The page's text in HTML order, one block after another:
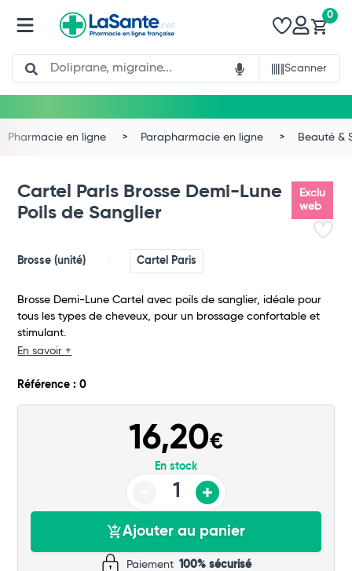
Search
Scanner
0
Total
Pharmacie en ligne Parapharmacie en ligne Beauté &
Exclu
web
Cartel Paris Brosse Demi-Lune
Poils de Sanglier
Brosse (unité) Cartel Paris
Brosse Demi-Lune Cartel avec poils de sanglier, idéale pour
tous les types de cheveux, pour un brossage confortable et
stimulant.
En savoir +
Référence : 0
16,20€
En stock
Ajouter au panier
Paiement 100% sécurisé